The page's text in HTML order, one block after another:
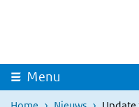
Overslaan en naar de inhoud
Menu